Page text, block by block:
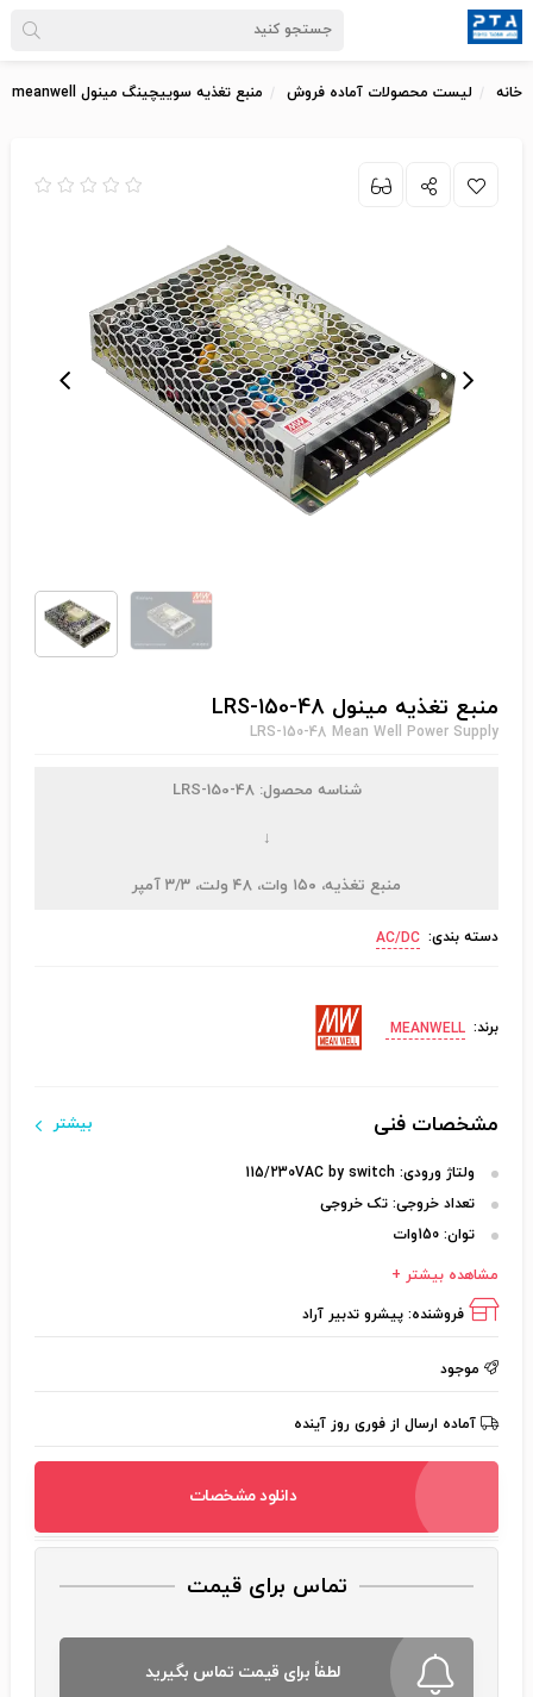
خانه لیست محصولات آماده فروش منبع تغذیه سوییچینگ مینول meanwell
منبع تغذیه مینول LRS-150-48
LRS-150-48 Mean Well Power Supply
شناسه محصول: LRS-150-48
↓
منبع تغذیه، ۱۵۰ وات، ۴۸ ولت، ۳/۳ آمپر
دسته بندی: AC/DC
برند: MEANWELL
مشخصات فنی بیشتر
ولتاژ ورودی: 115/230VAC by switch
تعداد خروجی: تک خروجی
توان: 150وات
مشاهده بیشتر +
فروشنده: پیشرو تدبیر آراد
موجود
آماده ارسال از فوری روز آینده
دانلود مشخصات
تماس برای قیمت
لطفاً برای قیمت تماس بگیرید